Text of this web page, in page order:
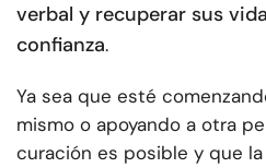
verbal y recuperar sus
confianza.
Ya sea que esté
mismo o apoyando a otra
curación es posible y que